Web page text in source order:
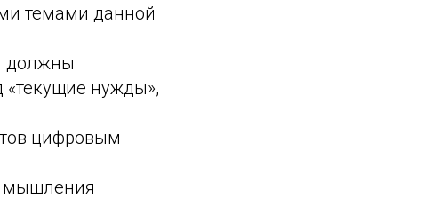
темами данной
должны
«текущие нужды»,
цифровым
мышления